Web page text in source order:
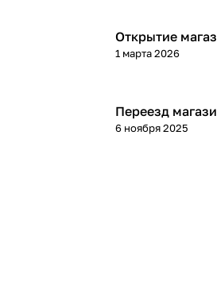
Открытие
1 марта 2026
Переезд
6 ноября 2025